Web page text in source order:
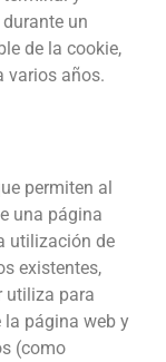
un
de la cookie,
varios años.
permiten al
una página
utilización de
existentes,
utiliza para
la página web y
(como